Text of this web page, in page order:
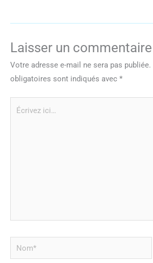
Laisser un commentaire
Votre adresse e-mail ne sera pas publiée.
obligatoires sont indiqués avec *
Nom*